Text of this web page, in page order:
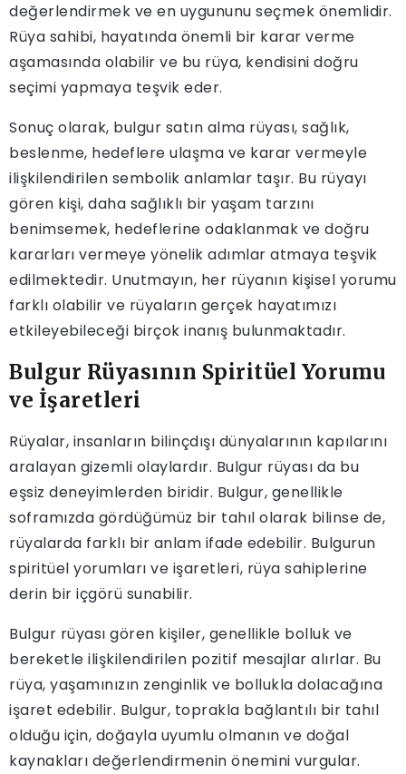
değerlendirmek ve en uygununu seçmek önemlidir.
Rüya sahibi, hayatında önemli bir karar verme
aşamasında olabilir ve bu rüya, kendisini doğru
seçimi yapmaya teşvik eder.
Sonuç olarak, bulgur satın alma rüyası, sağlık,
beslenme, hedeflere ulaşma ve karar vermeyle
ilişkilendirilen sembolik anlamlar taşır. Bu rüyayı
gören kişi, daha sağlıklı bir yaşam tarzını
benimsemek, hedeflerine odaklanmak ve doğru
kararları vermeye yönelik adımlar atmaya teşvik
edilmektedir. Unutmayın, her rüyanın kişisel yorumu
farklı olabilir ve rüyaların gerçek hayatımızı
etkileyebileceği birçok inanış bulunmaktadır.
Bulgur Rüyasının Spiritüel Yorumu
ve İşaretleri
Rüyalar, insanların bilinçdışı dünyalarının kapılarını
aralayan gizemli olaylardır. Bulgur rüyası da bu
eşsiz deneyimlerden biridir. Bulgur, genellikle
soframızda gördüğümüz bir tahıl olarak bilinse de,
rüyalarda farklı bir anlam ifade edebilir. Bulgurun
spiritüel yorumları ve işaretleri, rüya sahiplerine
derin bir içgörü sunabilir.
Bulgur rüyası gören kişiler, genellikle bolluk ve
bereketle ilişkilendirilen pozitif mesajlar alırlar. Bu
rüya, yaşamınızın zenginlik ve bollukla dolacağına
işaret edebilir. Bulgur, toprakla bağlantılı bir tahıl
olduğu için, doğayla uyumlu olmanın ve doğal
kaynakları değerlendirmenin önemini vurgular.